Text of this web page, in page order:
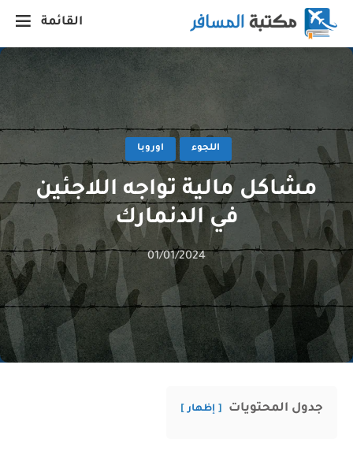
القائمة
اللجوء اوروبا
مشاكل مالية تواجه اللاجئين
في الدنمارك
01/01/2024
جدول المحتويات إظهار